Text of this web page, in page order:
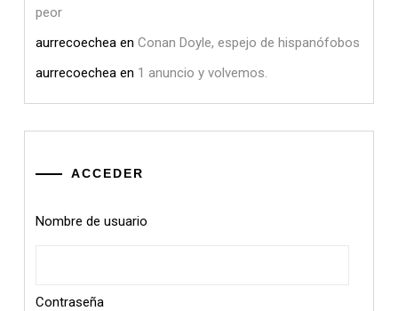
peor
aurrecoechea en Conan Doyle, espejo de hispanófobos
aurrecoechea en 1 anuncio y volvemos.
ACCEDER
Nombre de usuario
Contraseña